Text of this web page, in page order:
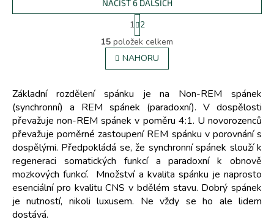
O
v
l
á
c
í
p
r
v
k
y
v
ý
p
NAČÍST 6 DALŠÍCH
S
t
r
á
n
k
á
n
í
1 2
15 položek celkem
NAHORU
Základní rozdělení spánku je na Non-REM spánek
(synchronní) a REM spánek (paradoxní). V dospělosti
převažuje non-REM spánek v poměru 4:1. U novorozenců
převažuje poměrné zastoupení REM spánku v porovnání s
dospělými. Předpokládá se, že synchronní spánek slouží k
regeneraci somatických funkcí a paradoxní k obnově
mozkových funkcí. Množství a kvalita spánku je naprosto
esenciální pro kvalitu CNS v bdělém stavu. Dobrý spánek
je nutností, nikoli luxusem. Ne vždy se ho ale lidem
dostává.